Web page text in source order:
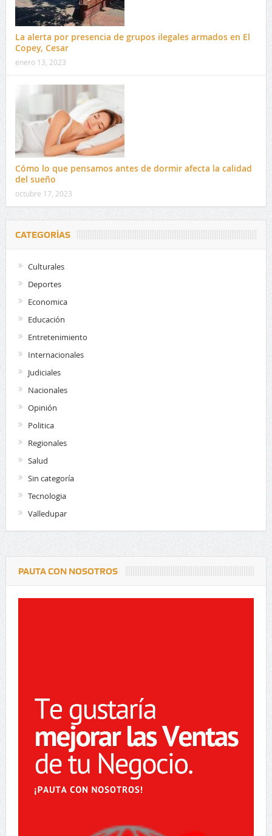
La alerta por presencia de grupos ilegales armados en El
Copey, Cesar
enero 13, 2023
Cómo lo que pensamos antes de dormir afecta la calidad
del sueño
octubre 17, 2023
CATEGORÍAS
Culturales
Deportes
Economica
Educación
Entretenimiento
Internacionales
Judiciales
Nacionales
Opinión
Politica
Regionales
Salud
Sin categoría
Tecnologia
Valledupar
PAUTA CON NOSOTROS